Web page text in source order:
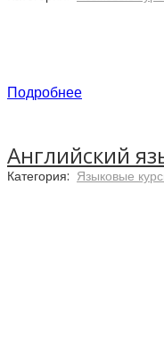
Подробнее
Английский
Категория: Языковые